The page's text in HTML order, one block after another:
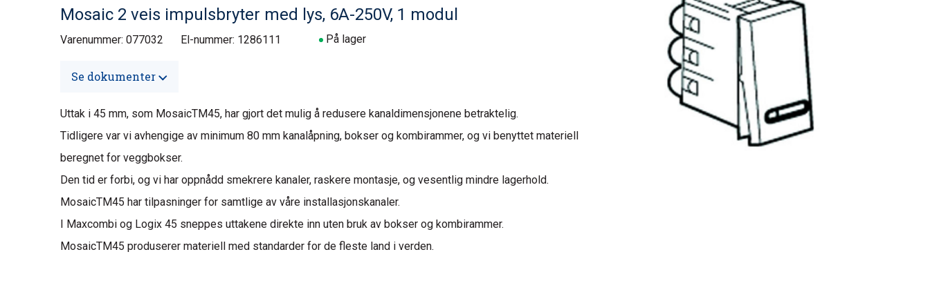
Mosaic 2 veis impulsbryter med lys, 6A-250V, 1 modul
Varenummer: 077032 El-nummer: 1286111 På lager
Se dokumenter
Uttak i 45 mm, som MosaicTM45, har gjort det mulig å redusere kanaldimensjonene betraktelig.
Tidligere var vi avhengige av minimum 80 mm kanalåpning, bokser og kombirammer, og vi benyttet materiell
beregnet for veggbokser.
Den tid er forbi, og vi har oppnådd smekrere kanaler, raskere montasje, og vesentlig mindre lagerhold.
MosaicTM45 har tilpasninger for samtlige av våre installasjonskanaler.
I Maxcombi og Logix 45 sneppes uttakene direkte inn uten bruk av bokser og kombirammer.
MosaicTM45 produserer materiell med standarder for de fleste land i verden.